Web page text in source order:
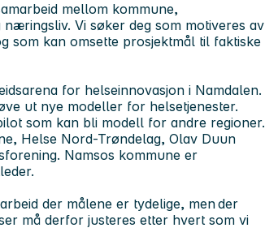
mellom kommune,
Vi søker deg som motiveres av
som kan omsette prosjektmål til faktiske
for helseinnovasjon i Namdalen.
ut nye modeller for helsetjenester.
som kan bli modell for andre regioner.
Helse Nord-Trøndelag, Olav Duun
Namsos kommune er
der målene er tydelige, men der
må derfor justeres etter hvert som vi